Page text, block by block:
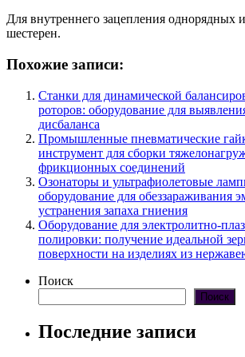
Для внутреннего зацепления однорядных
шестерен.
Похожие записи:
Станки для динамической
роторов: оборудование для
дисбаланса
Промышленные пневматические
инструмент для сборки
фрикционных соединений
Озонаторы и ультрафиолетовые
оборудование для обеззараживания
устранения запаха гниения
Оборудование для электролитно-
полировки: получение идеальной
поверхности на изделиях из
Поиск
Поиск
Последние записи